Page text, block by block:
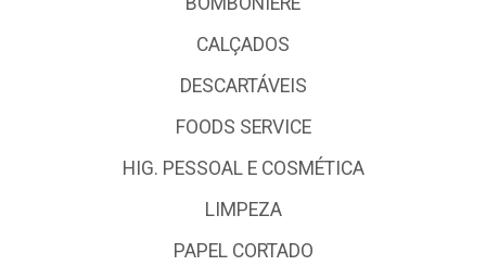
CALÇADOS
DESCARTÁVEIS
FOODS SERVICE
HIG. PESSOAL E COSMÉTICA
LIMPEZA
PAPEL CORTADO